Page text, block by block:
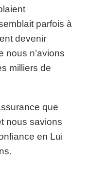
parfois à
devenir
nous n’avions
milliers de
que
nous savions
en Lui